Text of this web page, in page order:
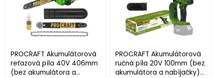
PROCRAFT Akumulátorová
reťazová píla 40V 406mm
(bez akumulátora a
PROCRAFT Akumulátorová
ručná píla 20V 100mm (bez
akumulátora a nabíjačky)